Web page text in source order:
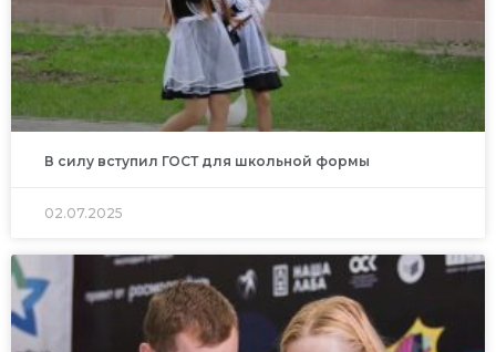
В силу вступил ГОСТ для школьной формы
02.07.2025